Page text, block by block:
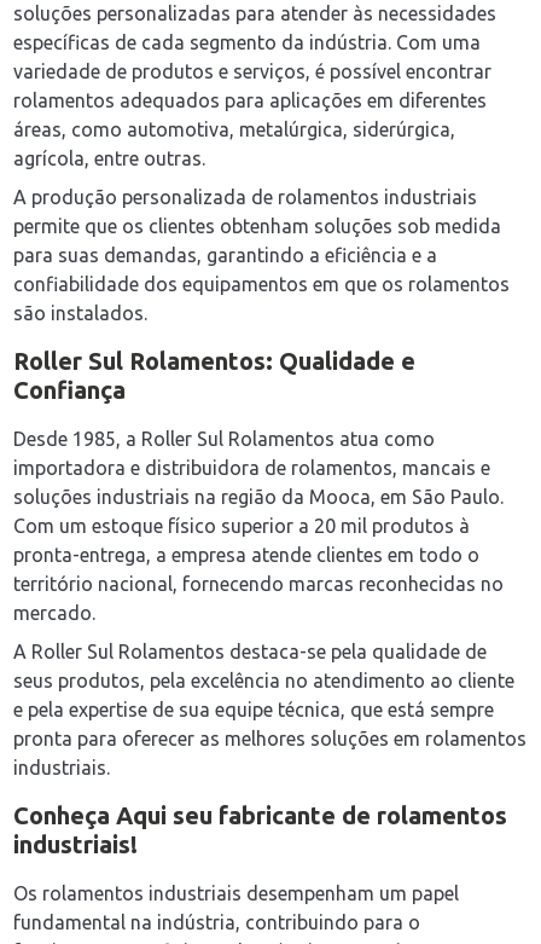
soluções personalizadas para atender às necessidades
específicas de cada segmento da indústria. Com uma
variedade de produtos e serviços, é possível encontrar
rolamentos adequados para aplicações em diferentes
áreas, como automotiva, metalúrgica, siderúrgica,
agrícola, entre outras.
A produção personalizada de rolamentos industriais
permite que os clientes obtenham soluções sob medida
para suas demandas, garantindo a eficiência e a
confiabilidade dos equipamentos em que os rolamentos
são instalados.
Roller Sul Rolamentos: Qualidade e
Confiança
Desde 1985, a Roller Sul Rolamentos atua como
importadora e distribuidora de rolamentos, mancais e
soluções industriais na região da Mooca, em São Paulo.
Com um estoque físico superior a 20 mil produtos à
pronta-entrega, a empresa atende clientes em todo o
território nacional, fornecendo marcas reconhecidas no
mercado.
A Roller Sul Rolamentos destaca-se pela qualidade de
seus produtos, pela excelência no atendimento ao cliente
e pela expertise de sua equipe técnica, que está sempre
pronta para oferecer as melhores soluções em rolamentos
industriais.
Conheça Aqui seu fabricante de rolamentos
industriais!
Os rolamentos industriais desempenham um papel
fundamental na indústria, contribuindo para o